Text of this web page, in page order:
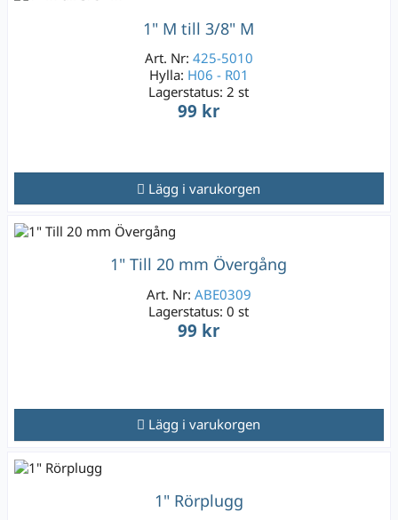
1" M till 3/8" M
Art. Nr: 425-5010
Hylla: H06 - R01
Lagerstatus:2 st
99 kr
Lägg i varukorgen
1" Till 20 mm Övergång
Art. Nr: ABE0309
Lagerstatus:0 st
99 kr
Lägg i varukorgen
1" Rörplugg